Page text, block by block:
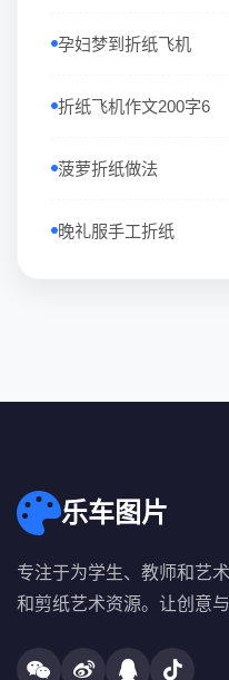
孕妇梦到折纸飞机
折纸飞机作文200字6
菠萝折纸做法
晚礼服手工折纸
乐车图片
专注于为学生、教师和艺
和剪纸艺术资源。让创意